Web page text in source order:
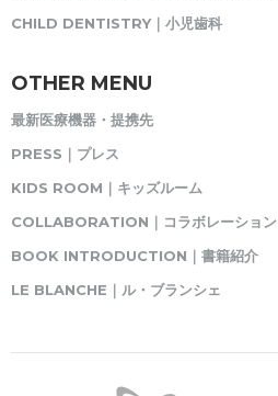
CHILD DENTISTRY｜小児歯科
OTHER MENU
最新医療機器・提携先
PRESS｜プレス
KIDS ROOM｜キッズルーム
COLLABORATION｜コラボレーション
BOOK INTRODUCTION｜書籍紹介
LE BLANCHE｜ル・ブランシェ